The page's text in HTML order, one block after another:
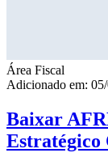
Área Fiscal
Adicionado em:
Baixar
Estratégico